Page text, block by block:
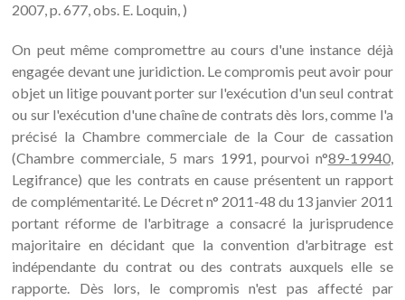
2007, p. 677, obs. E. Loquin, )
On peut même compromettre au cours d'une instance déjà
engagée devant une juridiction. Le compromis peut avoir pour
objet un litige pouvant porter sur l'exécution d'un seul contrat
ou sur l'exécution d'une chaîne de contrats dès lors, comme l'a
précisé la Chambre commerciale de la Cour de cassation
(Chambre commerciale, 5 mars 1991, pourvoi n°89-19940,
Legifrance) que les contrats en cause présentent un rapport
de complémentarité. Le Décret n° 2011-48 du 13 janvier 2011
portant réforme de l'arbitrage a consacré la jurisprudence
majoritaire en décidant que la convention d'arbitrage est
indépendante du contrat ou des contrats auxquels elle se
rapporte. Dès lors, le compromis n'est pas affecté par